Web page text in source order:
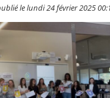
publié le lundi 24 février 2025